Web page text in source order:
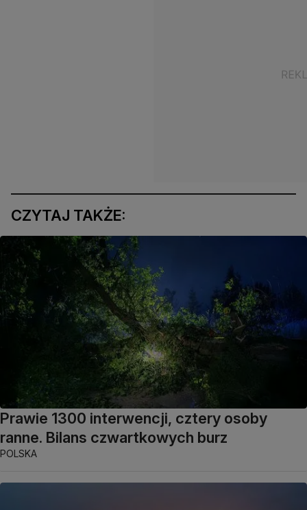
CZYTAJ TAKŻE:
Prawie 1300 interwencji, cztery osoby
ranne. Bilans czwartkowych burz
POLSKA